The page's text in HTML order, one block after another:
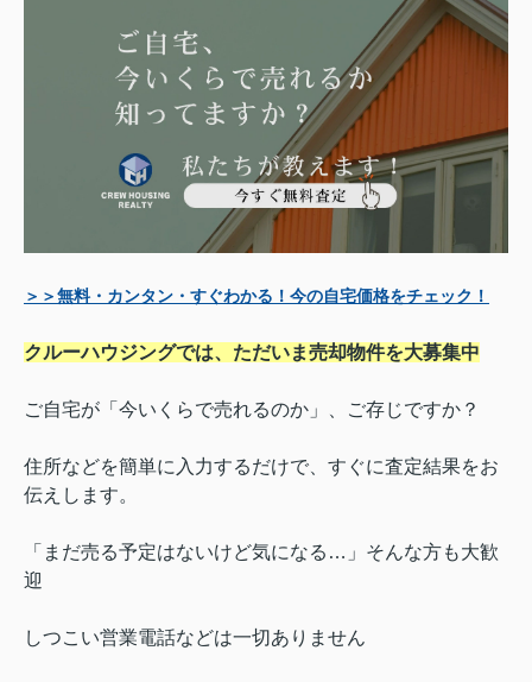
＞＞無料・カンタン・すぐわかる！今の自宅価格をチェック！
クルーハウジングでは、ただいま売却物件を大募集中
ご自宅が「今いくらで売れるのか」、ご存じですか？
住所などを簡単に入力するだけで、すぐに査定結果をお
伝えします。
「まだ売る予定はないけど気になる…」そんな方も大歓
迎
しつこい営業電話などは一切ありません